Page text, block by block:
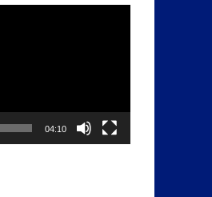
04:10